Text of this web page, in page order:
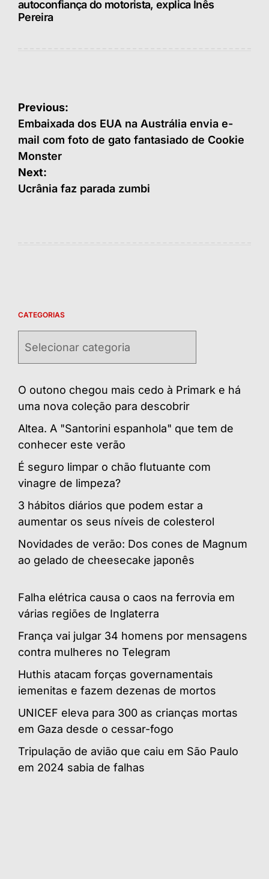
autoconfiança do motorista, explica Inês
Pereira
Navegação
de
Post
Previous:
Embaixada dos EUA na Austrália envia e-
mail com foto de gato fantasiado de Cookie
Monster
Next:
Ucrânia faz parada zumbi
CATEGORIAS
O outono chegou mais cedo à Primark e há
uma nova coleção para descobrir
Altea. A "Santorini espanhola" que tem de
conhecer este verão
É seguro limpar o chão flutuante com
vinagre de limpeza?
3 hábitos diários que podem estar a
aumentar os seus níveis de colesterol
Novidades de verão: Dos cones de Magnum
ao gelado de cheesecake japonês
Falha elétrica causa o caos na ferrovia em
várias regiões de Inglaterra
França vai julgar 34 homens por mensagens
contra mulheres no Telegram
Huthis atacam forças governamentais
iemenitas e fazem dezenas de mortos
UNICEF eleva para 300 as crianças mortas
em Gaza desde o cessar-fogo
Tripulação de avião que caiu em São Paulo
em 2024 sabia de falhas